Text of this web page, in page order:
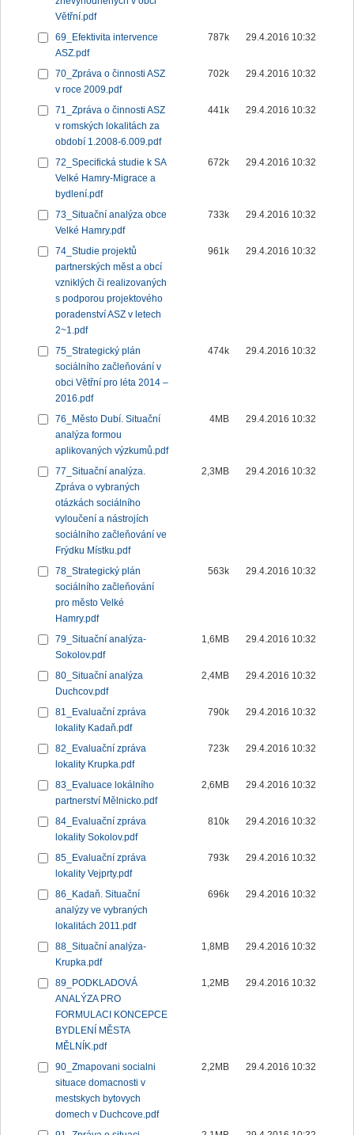
Větřní.pdf
69_Efektivita intervence
ASZ.pdf
787k 29.4.2016 10:32
70_Zpráva o činnosti ASZ
v roce 2009.pdf
702k 29.4.2016 10:32
71_Zpráva o činnosti ASZ
v romských lokalitách za
období 1.2008-6.009.pdf
441k 29.4.2016 10:32
72_Specifická studie k SA
Velké Hamry-Migrace a
bydlení.pdf
672k 29.4.2016 10:32
73_Situační analýza obce
Velké Hamry.pdf
733k 29.4.2016 10:32
74_Studie projektů
partnerských měst a obcí
vzniklých či realizovaných
s podporou projektového
poradenství ASZ v letech
2~1.pdf
961k 29.4.2016 10:32
75_Strategický plán
sociálního začleňování v
obci Větřní pro léta 2014 –
2016.pdf
474k 29.4.2016 10:32
76_Město Dubí. Situační
analýza formou
aplikovaných výzkumů.pdf
4MB 29.4.2016 10:32
77_Situační analýza.
Zpráva o vybraných
otázkách sociálního
vyloučení a nástrojích
sociálního začleňování ve
Frýdku Místku.pdf
2,3MB 29.4.2016 10:32
78_Strategický plán
sociálního začleňování
pro město Velké
Hamry.pdf
563k 29.4.2016 10:32
79_Situační analýza-
Sokolov.pdf
1,6MB 29.4.2016 10:32
80_Situační analýza
Duchcov.pdf
2,4MB 29.4.2016 10:32
81_Evaluační zpráva
lokality Kadaň.pdf
790k 29.4.2016 10:32
82_Evaluační zpráva
lokality Krupka.pdf
723k 29.4.2016 10:32
83_Evaluace lokálního
partnerství Mělnicko.pdf
2,6MB 29.4.2016 10:32
84_Evaluační zpráva
lokality Sokolov.pdf
810k 29.4.2016 10:32
85_Evaluační zpráva
lokality Vejprty.pdf
793k 29.4.2016 10:32
86_Kadaň. Situační
analýzy ve vybraných
lokalitách 2011.pdf
696k 29.4.2016 10:32
88_Situační analýza-
Krupka.pdf
1,8MB 29.4.2016 10:32
89_PODKLADOVÁ
ANALÝZA PRO
FORMULACI KONCEPCE
BYDLENÍ MĚSTA
MĚLNÍK.pdf
1,2MB 29.4.2016 10:32
90_Zmapovani socialni
situace domacnosti v
mestskych bytovych
domech v Duchcove.pdf
2,2MB 29.4.2016 10:32